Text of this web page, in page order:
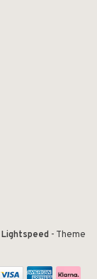
Lightspeed- Theme